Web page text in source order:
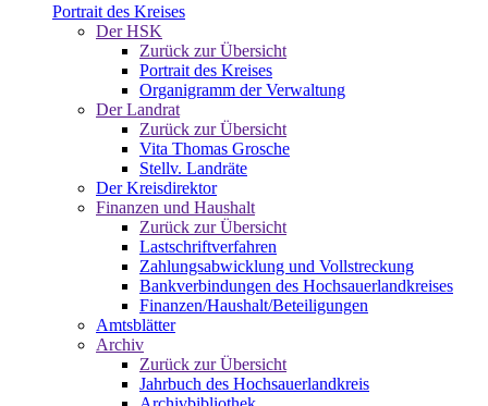
Portrait des Kreises
Der HSK
Zurück zur Übersicht
Portrait des Kreises
Organigramm der Verwaltung
Der Landrat
Zurück zur Übersicht
Vita Thomas Grosche
Stellv. Landräte
Der Kreisdirektor
Finanzen und Haushalt
Zurück zur Übersicht
Lastschriftverfahren
Zahlungsabwicklung und Vollstreckung
Bankverbindungen des Hochsauerlandkreises
Finanzen/Haushalt/Beteiligungen
Amtsblätter
Archiv
Zurück zur Übersicht
Jahrbuch des Hochsauerlandkreis